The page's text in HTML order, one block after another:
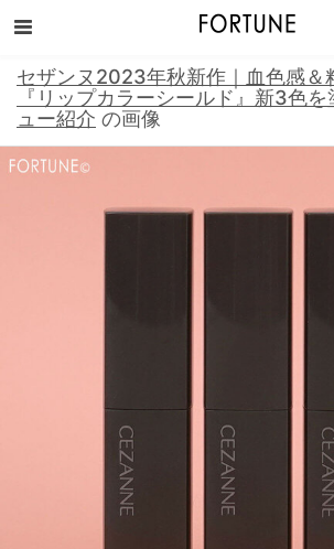
セザンヌ2023年秋新作｜血色感＆
『リップカラーシールド』新3色
ュー紹介 の画像